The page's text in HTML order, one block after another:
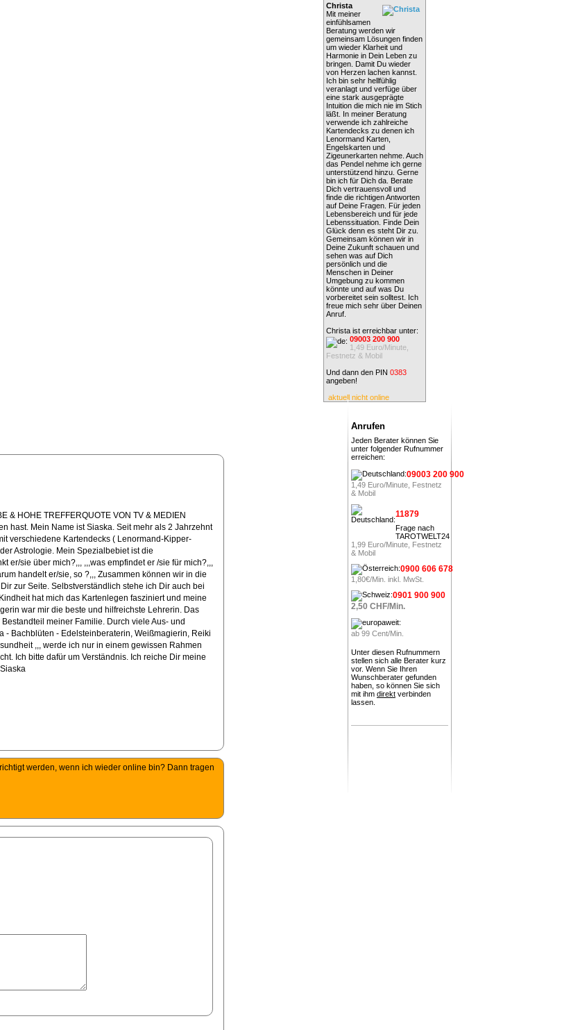
Christa
Mit meiner
einfühlsamen
Beratung werden wir
gemeinsam Lösungen finden
um wieder Klarheit und
Harmonie in Dein Leben zu
bringen. Damit Du wieder
von Herzen lachen kannst.
Ich bin sehr hellfühlig
veranlagt und verfüge über
eine stark ausgeprägte
Intuition die mich nie im Stich
läßt. In meiner Beratung
verwende ich zahlreiche
Kartendecks zu denen ich
Lenormand Karten,
Engelskarten und
Zigeunerkarten nehme. Auch
das Pendel nehme ich gerne
unterstützend hinzu. Gerne
bin ich für Dich da. Berate
Dich vertrauensvoll und
finde die richtigen Antworten
auf Deine Fragen. Für jeden
Lebensbereich und für jede
Lebenssituation. Finde Dein
Glück denn es steht Dir zu.
Gemeinsam können wir in
Deine Zukunft schauen und
sehen was auf Dich
persönlich und die
Menschen in Deiner
Umgebung zu kommen
könnte und auf was Du
vorbereitet sein solltest. Ich
freue mich sehr über Deinen
Anruf.
Christa ist erreichbar unter:
09003 200 900
1,49 Euro/Minute,
Festnetz & Mobil
Und dann den PIN 0383
angeben!
aktuell nicht online
& HOHE TREFFERQUOTE VON TV & MEDIEN
hast. Mein Name ist Siaska. Seit mehr als 2 Jahrzehnt
verschiedene Kartendecks ( Lenormand-Kipper-
Astrologie. Mein Spezialbebiet ist die
er/sie über mich?,,, ,,,was empfindet er /sie für mich?,,,
handelt er/sie, so ?,,, Zusammen können wir in die
zur Seite. Selbstverständlich stehe ich Dir auch bei
hat mich das Kartenlegen fasziniert und meine
war mir die beste und hilfreichste Lehrerin. Das
meiner Familie. Durch viele Aus- und
- Bachblüten - Edelsteinberaterin, Weißmagierin, Reiki
,,, werde ich nur in einem gewissen Rahmen
Ich bitte dafür um Verständnis. Ich reiche Dir meine
werden, wenn ich wieder online bin? Dann tragen
Anrufen
Jeden Berater können Sie
unter folgender Rufnummer
erreichen:
09003 200 900
1,49 Euro/Minute, Festnetz
& Mobil
11879
Frage nach
TAROTWELT24
1,99 Euro/Minute, Festnetz
& Mobil
0900 606 678
1,80€/Min. inkl. MwSt.
0901 900 900
2,50 CHF/Min.
ab 99 Cent/Min.
Unter diesen Rufnummern
stellen sich alle Berater kurz
vor. Wenn Sie Ihren
Wunschberater gefunden
haben, so können Sie sich
mit ihm direkt verbinden
lassen.